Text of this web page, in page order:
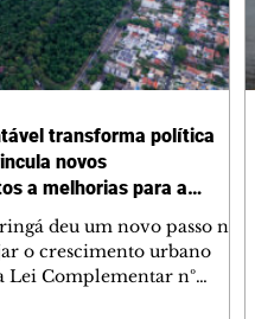
transforma política
novos
a melhorias para a
deu um novo passo na
o crescimento urbano
Lei Complementar nº